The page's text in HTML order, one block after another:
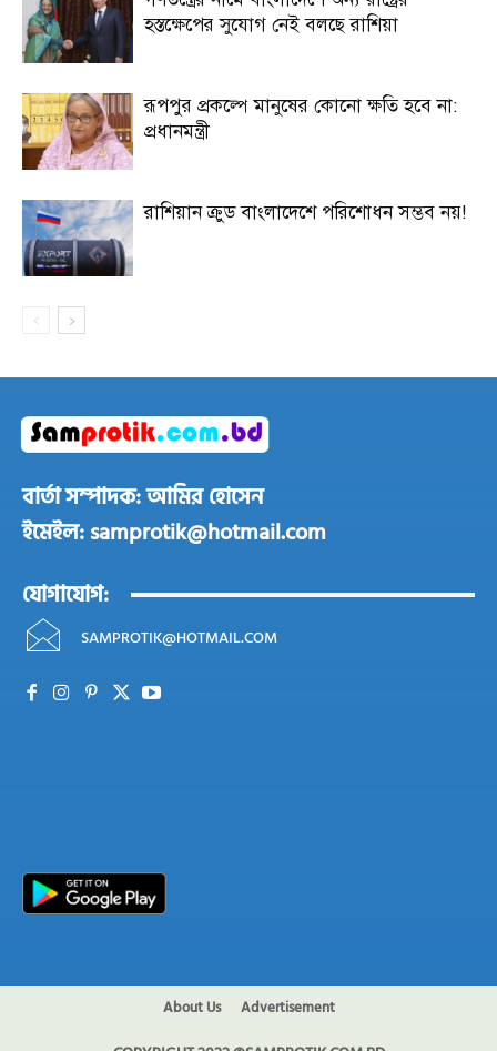
হস্তক্ষেপের সুযোগ নেই বলছে রাশিয়া
রূপপুর প্রকল্পে মানুষের কোনো ক্ষতি হবে না:
প্রধানমন্ত্রী
রাশিয়ান ক্রুড বাংলাদেশে পরিশোধন সম্ভব নয়!
বার্তা সম্পাদক: আমির হোসেন
ইমেইল: samprotik@hotmail.com
যোগাযোগ:
SAMPROTIK@HOTMAIL.COM
About Us Advertisement